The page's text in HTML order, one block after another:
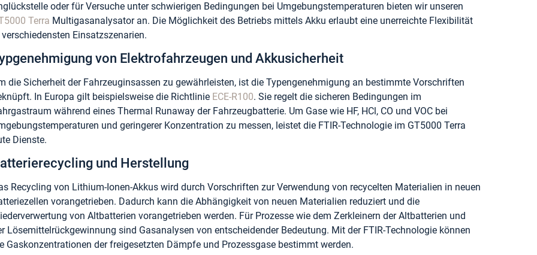
oder für Versuche unter schwierigen Bedingungen bei Umgebungstemperaturen bieten wir unseren
Terra Multigasanalysator an. Die Möglichkeit des Betriebs mittels Akku erlaubt eine unerreichte Flexibilität
verschiedensten Einsatzszenarien.
von Elektrofahrzeugen und Akkusicherheit
die Sicherheit der Fahrzeuginsassen zu gewährleisten, ist die Typengenehmigung an bestimmte Vorschriften
In Europa gilt beispielsweise die Richtlinie ECE-R100. Sie regelt die sicheren Bedingungen im
während eines Thermal Runaway der Fahrzeugbatterie. Um Gase wie HF, HCl, CO und VOC bei
und geringerer Konzentration zu messen, leistet die FTIR-Technologie im GT5000 Terra
Dienste.
und Herstellung
Recycling von Lithium-Ionen-Akkus wird durch Vorschriften zur Verwendung von recycelten Materialien in neuen
vorangetrieben. Dadurch kann die Abhängigkeit von neuen Materialien reduziert und die
von Altbatterien vorangetrieben werden. Für Prozesse wie dem Zerkleinern der Altbatterien und
Lösemittelrückgewinnung sind Gasanalysen von entscheidender Bedeutung. Mit der FTIR-Technologie können
Gaskonzentrationen der freigesetzten Dämpfe und Prozessgase bestimmt werden.